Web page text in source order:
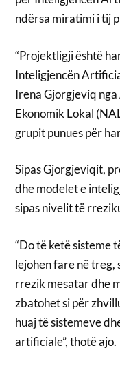
ndërsa miratimi i tij
“Projektligji është
Inteligjencën
Irena Gjorgjeviq
Ekonomik Lokal
grupit punues për
Sipas Gjorgjeviqit,
dhe modelet e
sipas nivelit të
“Do të ketë sisteme
lejohen fare në treg,
rrezik mesatar dhe
zbatohet si për
huaj të sistemeve
artificiale”, thotë ajo.